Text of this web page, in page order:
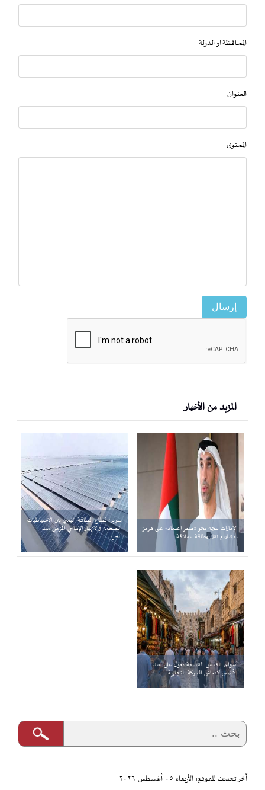
المحافظة او الدولة
العنوان
المحتوى
إرسال
المزيد من الأخبار
الإمارات تتجه نحو «صفر اعتماد» على هرمز
بمشاريع نقل وطاقة عملاقة
تقرير: قطاع الطاقة اليمني بين الاحتياطيات
الضخمة والانهيار الإنتاجي المزمن منذ
الحرب
أسواق القدس القديمة تعوّل على عيد
الأضحى لإنعاش الحركة التجارية
آخر تحديث للموقع: الأربعاء ٠٥ أغسطس ٢٠٢٦